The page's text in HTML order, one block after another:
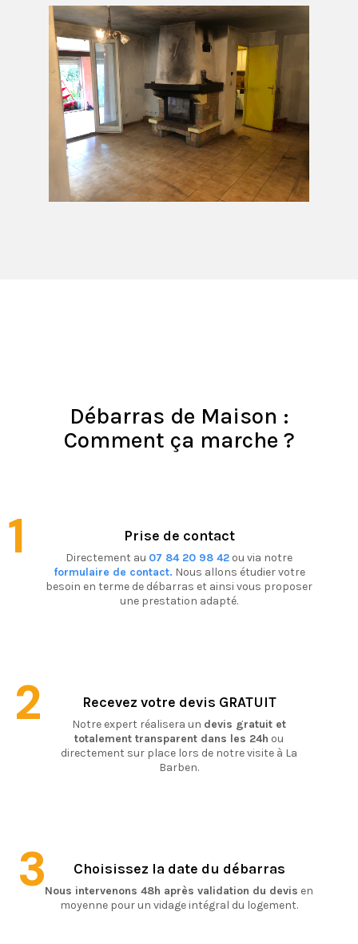
Débarras de Maison :
Comment ça marche ?
Prise de contact
Directement au 07 84 20 98 42 ou via notre
formulaire de contact. Nous allons étudier votre
besoin en terme de débarras et ainsi vous proposer
une prestation adapté.
1
Recevez votre devis GRATUIT
Notre expert réalisera un devis gratuit et
totalement transparent dans les 24h ou
directement sur place lors de notre visite à La
Barben.
2
Choisissez la date du débarras
Nous intervenons 48h après validation du devis en
moyenne pour un vidage intégral du logement.
3